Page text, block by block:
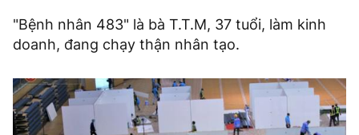
"Bệnh nhân 483" là bà T.T.M, 37 tuổi, làm kinh
doanh, đang chạy thận nhân tạo.